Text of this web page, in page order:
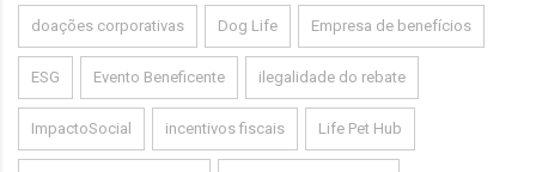
doações corporativas Dog Life Empresa de benefícios
ESG Evento Beneficente ilegalidade do rebate
ImpactoSocial incentivos fiscais Life Pet Hub